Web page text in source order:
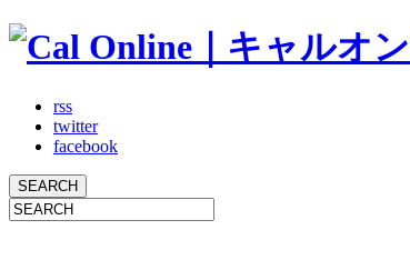
rss
twitter
facebook